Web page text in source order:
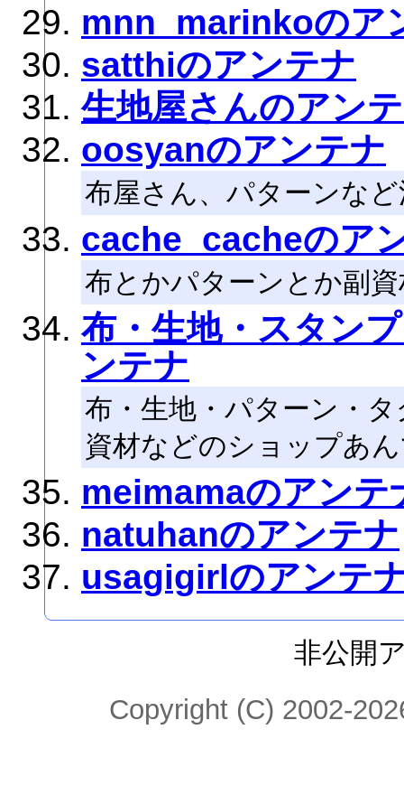
mnn_marinkoのア
satthiのアンテナ
生地屋さんのアン
oosyanのアンテナ
布屋さん、パターンな
cache_cacheのア
布とかパターンとか副
布・生地・スタン
ンテナ
布・生地・パターン・
資材などのショップあ
meimamaのアンテ
natuhanのアンテナ
usagigirlのアンテ
非公開
Copyright (C) 2002-